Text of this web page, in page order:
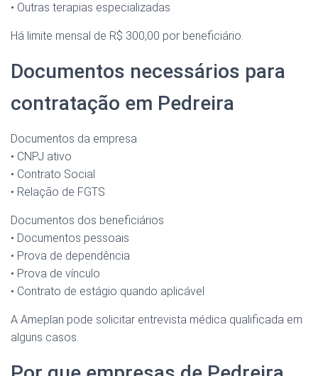
• Outras terapias especializadas
Há limite mensal de R$ 300,00 por beneficiário.
Documentos necessários para
contratação em Pedreira
Documentos da empresa
• CNPJ ativo
• Contrato Social
• Relação de FGTS
Documentos dos beneficiários
• Documentos pessoais
• Prova de dependência
• Prova de vínculo
• Contrato de estágio quando aplicável
A Ameplan pode solicitar entrevista médica qualificada em
alguns casos.